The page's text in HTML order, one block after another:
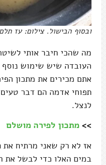
ובסוף הבישול. צילום: עז תלם
מה שהכי חיבר אותי
העובדה שיש שימוש
אתם מכירים את מתכון
תפוחי אדמה הם דבר
לנצל.
>> מתכון לפירה מושלם
אז לא רק שאני מרתיח
במים האלו כדי לבשל את